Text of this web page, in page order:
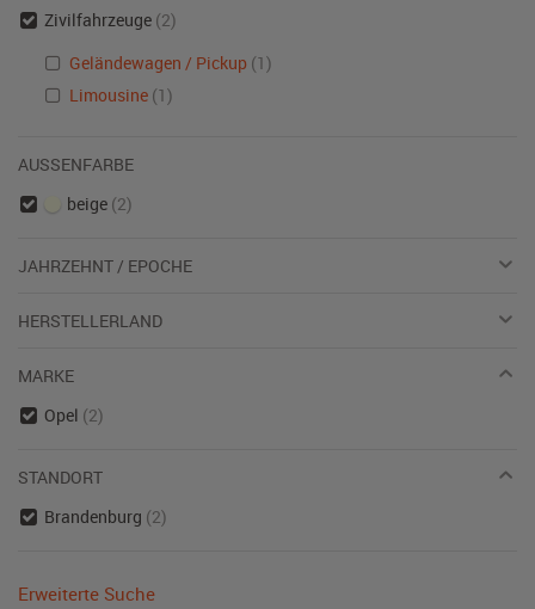
Zivilfahrzeuge (2)
Geländewagen / Pickup (1)
Limousine (1)
AUSSENFARBE
beige (2)
JAHRZEHNT / EPOCHE
HERSTELLERLAND
MARKE
Opel (2)
STANDORT
Brandenburg (2)
Erweiterte Suche